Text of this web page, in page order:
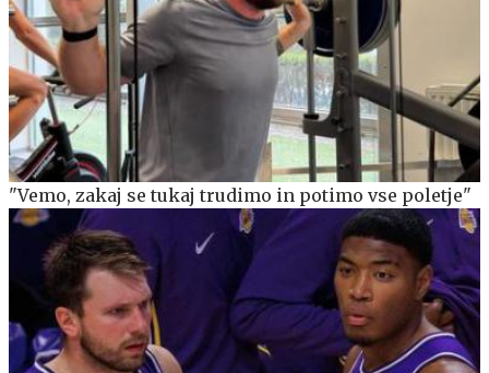
"Vemo, zakaj se tukaj trudimo in potimo vse poletje"